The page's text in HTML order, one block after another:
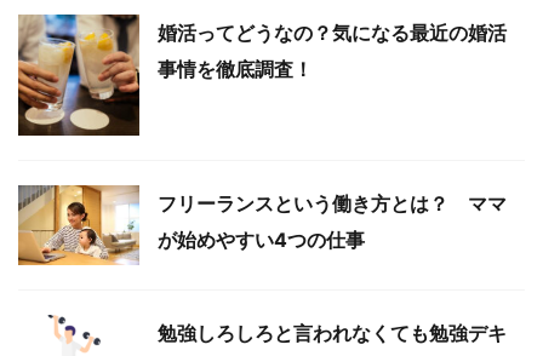
婚活ってどうなの？気になる最近の婚活
事情を徹底調査！
フリーランスという働き方とは？ ママ
が始めやすい4つの仕事
勉強しろしろと言われなくても勉強デキ